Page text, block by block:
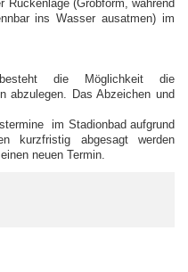
Rückenlage (Grobform, während
ins Wasser ausatmen) im
die Möglichkeit die
abzulegen. Das Abzeichen und
im Stadionbad aufgrund
kurzfristig abgesagt werden
neuen Termin.